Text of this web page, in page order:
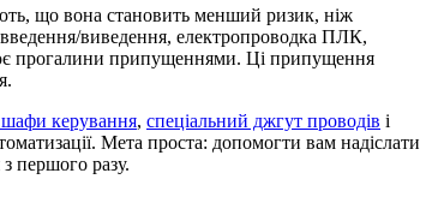
що вона становить менший ризик, ніж
виведення, електропроводка ПЛК,
прогалини припущеннями. Ці припущення
керування, спеціальний джгут проводів і
Мета проста: допомогти вам надіслати
першого разу.